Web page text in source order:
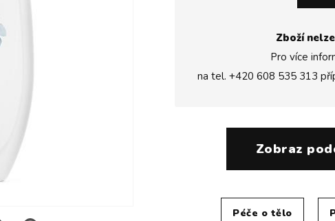
Zboží
Pro více
na tel. +420 608 535 313
Zobraz
Péče o tělo